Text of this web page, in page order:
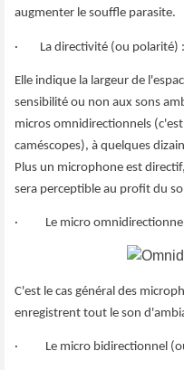
augmenter le souffle parasite.
· La directivité (ou polarité) :
Elle indique la largeur de
sensibilité ou non aux sons
micros omnidirectionnels
caméscopes), à quelques
Plus un microphone est
sera perceptible au profit du
· Le micro
C'est le cas général des
enregistrent tout le son
· Le micro bidirectionnel